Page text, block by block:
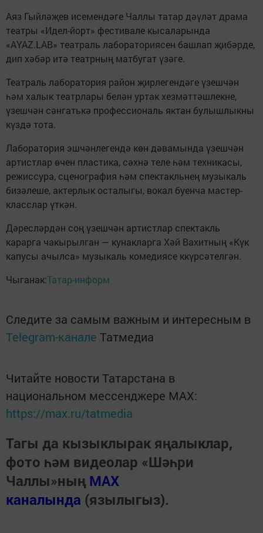
Аяз Гыйләҗев исемендәге Чаллы татар дәүләт драма
театры «Идел-йорт» фестивале кысаларында
«AYAZ.LAB» театраль лабораториясен башлап җибәрде,
дип хәбәр итә театрның матбугат үзәге.
Театраль лаборатория район җирлегендәге үзешчән
һәм халык театрлары белән уртак хезмәттәшлекне,
үзешчән сәнгатькә профессиональ яктан булышлыкны
күздә тота.
Лаборатория эшчәнлегендә көн дәвамында үзешчән
артистлар өчен пластика, сәхнә теле һәм техникасы,
режиссура, сценография һәм спектакльнең музыкаль
бизәлеше, актерлык осталыгы, вокал буенча мастер-
класслар үткән.
Дәресләрдән соң үзешчән артистлар спектакль
карарга чакырылган — кунакларга Хәй Вахитның «Күк
капусы ачылса» музыкаль комедиясе ккүрсәтелгән.
Чыганак:Татар-информ
Следите за самым важным и интересным в
Telegram-канале Татмедиа
Читайте новости Татарстана в
национальном мессенджере MАХ:
https://max.ru/tatmedia
Тагы да кызыклырак яңалыклар,
фото һәм видеолар «Шәһри
Чаллы»ның MAX
каналында (язылыгыз).